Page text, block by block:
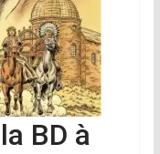
BD à